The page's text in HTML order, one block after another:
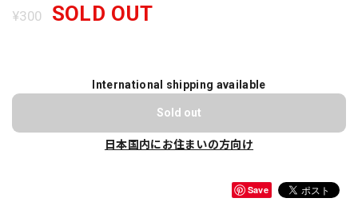
¥300 SOLD OUT
International shipping available
Sold out
日本国内にお住まいの方向け
Save